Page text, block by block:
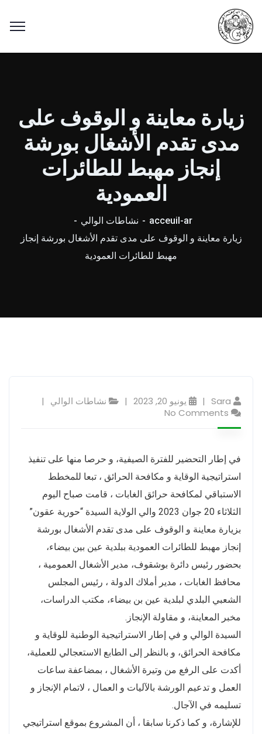
زيارة معاينة و الوقوف على
مدى تقدم الأشغال بورشة
إنجاز مهبط للطائرات
العمودية
acceuil-ar
نشاطات الوالي
زيارة معاينة و الوقوف على مدى تقدم الأشغال بورشة إنجاز
مهبط للطائرات العمودية
Sara يونيو 20, 2023
نشاطات الوالي
No Comments
في إطار التحضير للفترة الصيفية، و حرصا منها على تنفيذ
استراتيجية الوقاية و مكافحة الحرائق ، تبعا للمخطط
الاستباقي لمكافحة حرائق الغابات ، قامت صباح اليوم
الثلاثاء 20 جوان 2023 والي الولاية السيدة “حورية عقون”
بزيارة معاينة و الوقوف على مدى تقدم الأشغال بورشة
إنجاز مهبط للطائرات العمودية ببلدية عين بين بيضاء،
بحضور رئيس دائرة بوشقوف، مدير الأشغال العمومية ،
محافظ الغابات ، مدير أملاك الدولة ، رئيس المجلس
الشعبي البلدي لبلدية عين بن بيضاء، مكتب الدراسات،
مخبر المعاينة، و مقاولة الإنجاز.
السيدة الوالي و في إطار الاستراتيجية الوطنية للوقاية و
مكافحة الحرائق، و بالنظر إلى الطابع الاستعجالي للعملية،
أكدت على الرفع من وتيرة الأشغال ، بمضاعفة ساعات
العمل و تدعيم الورشة بالآليات و العمال ، لاتمام الإنجاز و
تسليمه في الآجال.
للإشارة، و كما ذكرنا سابقا ، أن المشروع بموقع استراتيجي